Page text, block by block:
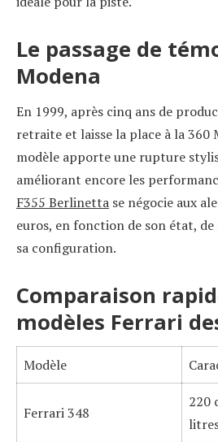
Le passage de
Modena
En 1999, après cinq ans de
retraite et laisse la place à la 360
modèle apporte une rupture
améliorant encore les
F355 Berlinetta se négocie aux
euros, en fonction de son état,
sa configuration.
Comparaison
modèles Ferrari
Modèle
Ferrari 348
220